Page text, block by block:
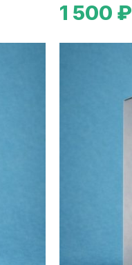
1 500 ₽